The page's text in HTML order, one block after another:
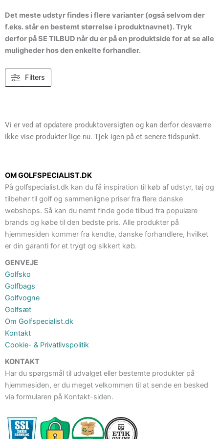
Det meste udstyr findes i flere varianter (også selvom der
f.eks. står en bestemt størrelse i produktnavnet). Tryk
derfor på SE TILBUD når du er på en produktside for at se alle
muligheder hos den enkelte forhandler.
Filters
Vi er ved at opdatere produktoversigten og kan derfor desværre
ikke vise produkter lige nu. Tjek igen på et senere tidspunkt.
OM GOLFSPECIALIST.DK
På golfspecialist.dk kan du få inspiration til køb af udstyr, tøj og
tilbehør til golf og sammenligne priser fra flere danske
webshops. Så kan du nemt finde gode tilbud fra populære
brands og købe til den bedste pris. Alle produkter på
hjemmesiden kommer fra kendte, danske forhandlere, hvilket
er din garanti for et trygt og sikkert køb.
GENVEJE
Golfsko
Golfbags
Golfvogne
Golfsæt
Om Golfspecialist.dk
Kontakt
Cookie- & Privatlivspolitik
KONTAKT
Har du spørgsmål til udvalget eller bestemte produkter på
hjemmesiden, er du meget velkommen til at sende en besked
via formularen på Kontakt-siden.